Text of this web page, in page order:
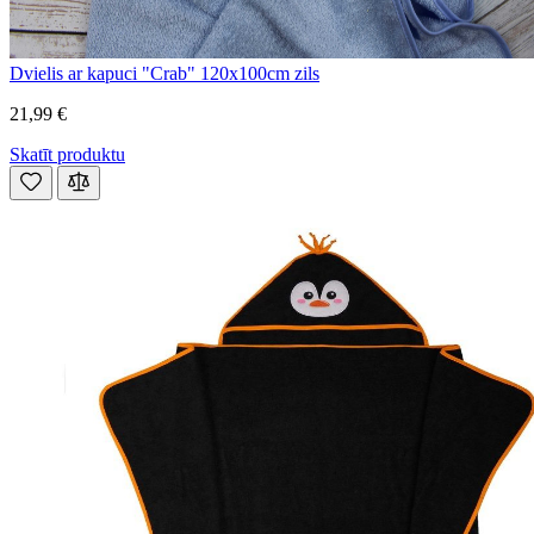
Dvielis ar kapuci "Crab" 120x100cm zils
21,99 €
Skatīt produktu